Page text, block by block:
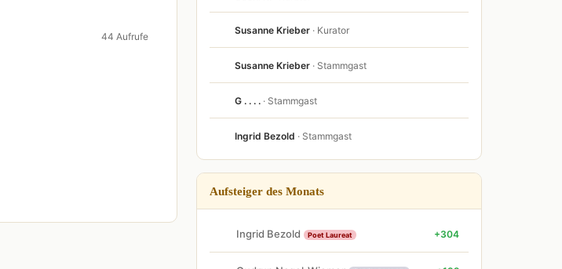
44 Aufrufe
Susanne Krieber · Kurator
Susanne Krieber · Stammgast
G . . . . · Stammgast
Ingrid Bezold · Stammgast
Aufsteiger des Monats
Ingrid Bezold Poet Laureat +304